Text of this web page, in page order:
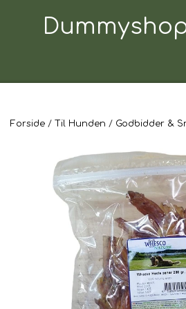
TIL
TIL
TIL
Forside Til Hunden Godbidder &